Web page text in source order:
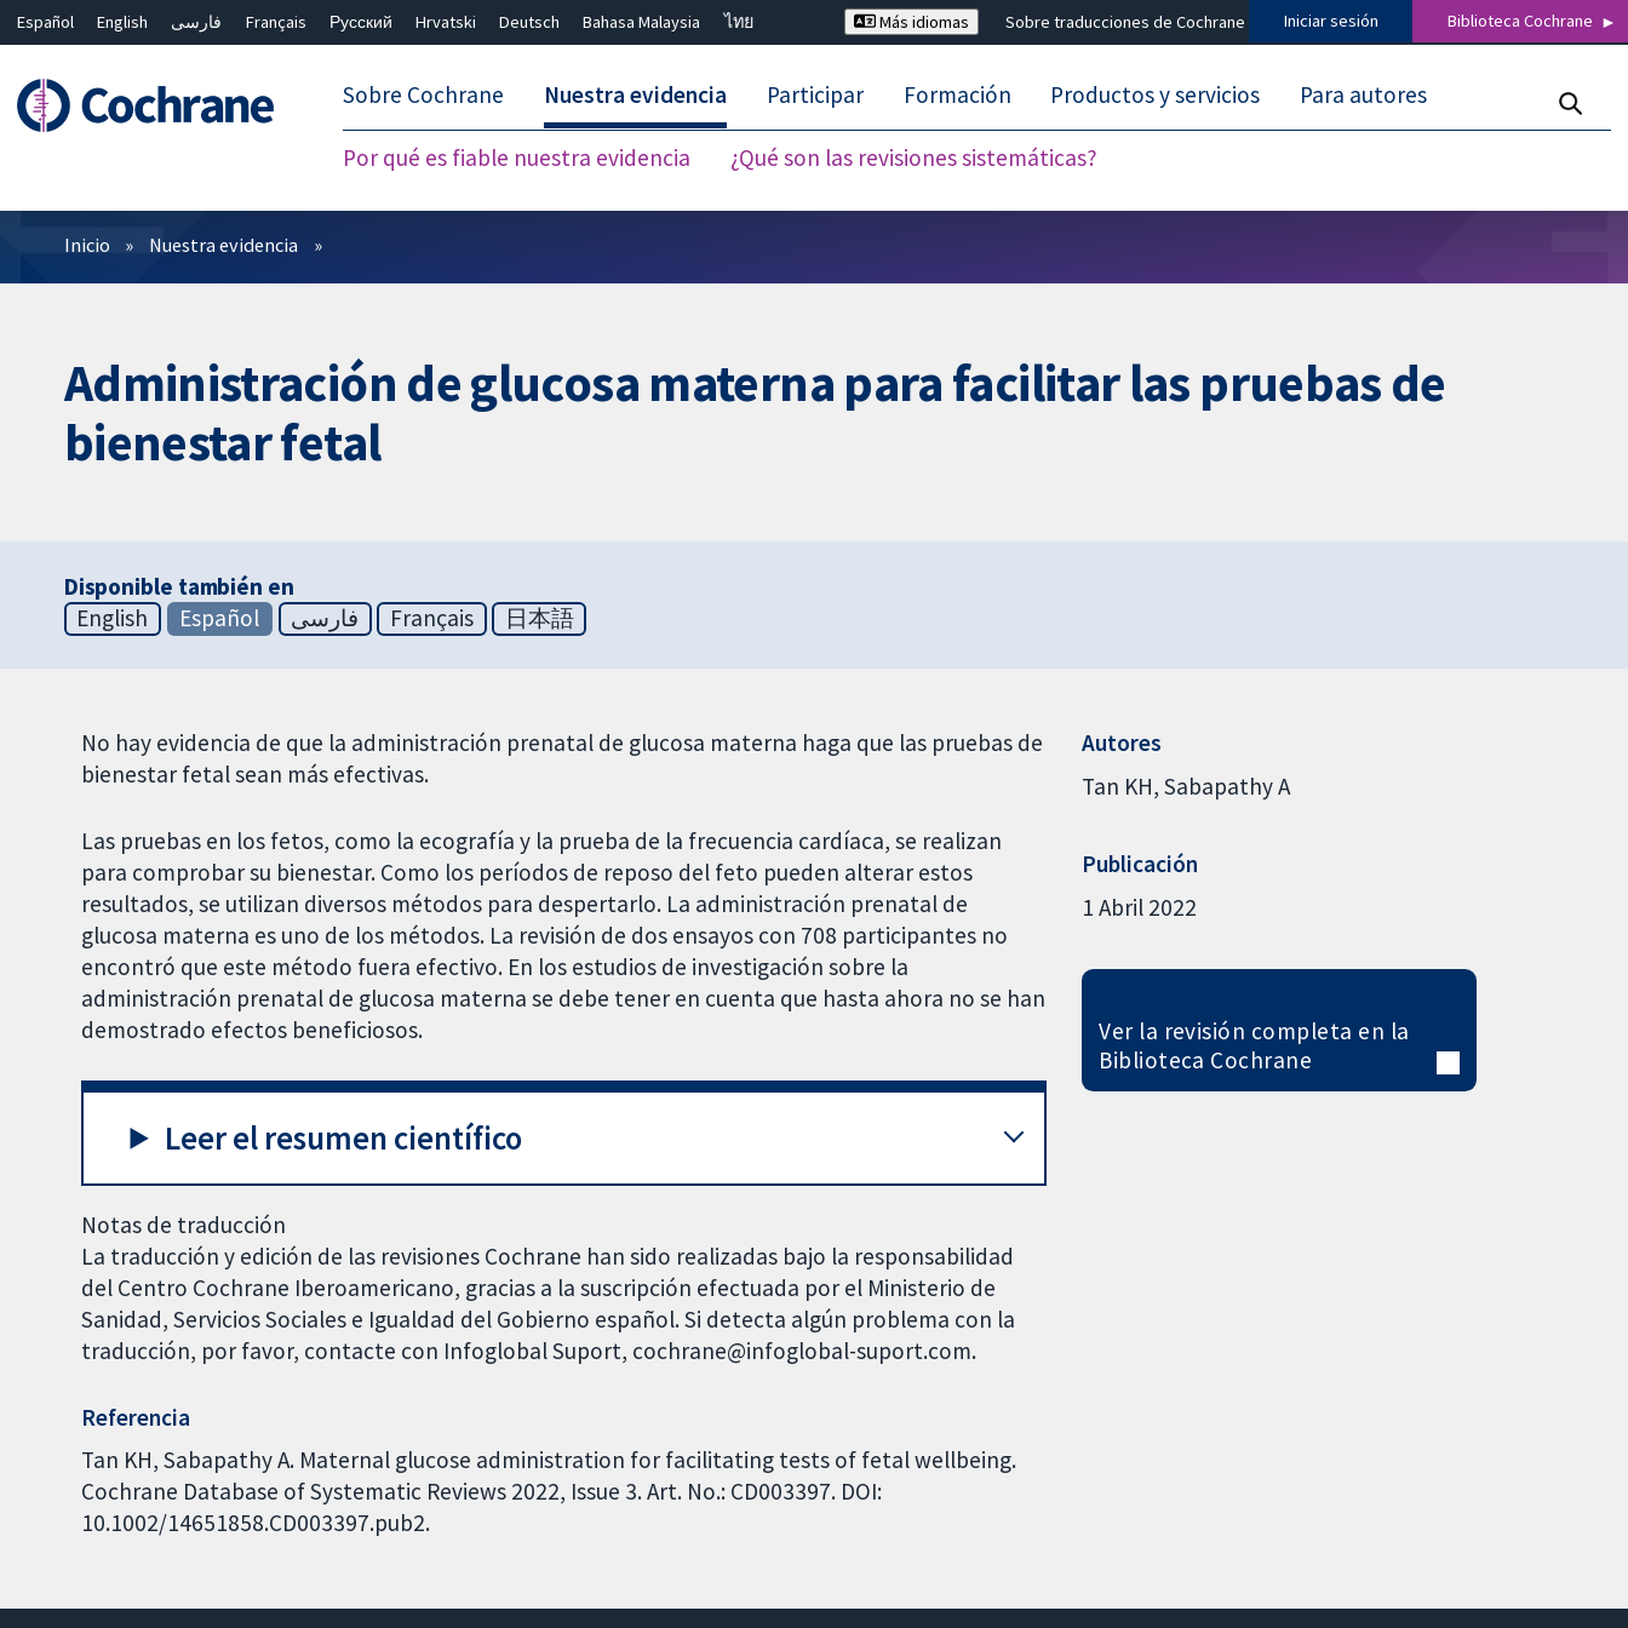
Español English فارسی Français Русский Hrvatski Deutsch Bahasa Malaysia
ไทย
Más idiomas Sobre traducciones de Cochrane Iniciar sesión Biblioteca Cochrane
Sobre Cochrane Nuestra evidencia
Por qué es fiable nuestra evidencia ¿Qué son las revisiones sistemáticas?
Participar Formación Productos y servicios Para autores
Filtros
Inicio Nuestra evidencia
Administración de glucosa materna para facilitar las pruebas de
bienestar fetal
Disponible también en
English
Español فارسی Français 日本語
No hay evidencia de que la administración prenatal de glucosa materna haga que las pruebas de
bienestar fetal sean más efectivas.
Las pruebas en los fetos, como la ecografía y la prueba de la frecuencia cardíaca, se realizan
para comprobar su bienestar. Como los períodos de reposo del feto pueden alterar estos
resultados, se utilizan diversos métodos para despertarlo. La administración prenatal de
glucosa materna es uno de los métodos. La revisión de dos ensayos con 708 participantes no
encontró que este método fuera efectivo. En los estudios de investigación sobre la
administración prenatal de glucosa materna se debe tener en cuenta que hasta ahora no se han
demostrado efectos beneficiosos.
Leer el resumen científico
Notas de traducción
La traducción y edición de las revisiones Cochrane han sido realizadas bajo la responsabilidad
del Centro Cochrane Iberoamericano, gracias a la suscripción efectuada por el Ministerio de
Sanidad, Servicios Sociales e Igualdad del Gobierno español. Si detecta algún problema con la
traducción, por favor, contacte con Infoglobal Suport, cochrane@infoglobal-suport.com.
Referencia
Tan KH, Sabapathy A. Maternal glucose administration for facilitating tests of fetal wellbeing.
Cochrane Database of Systematic Reviews 2022, Issue 3. Art. No.: CD003397. DOI:
10.1002/14651858.CD003397.pub2.
Autores
Tan KH Sabapathy A
Publicación
1 Abril 2022
Ver la revisión completa en la
Biblioteca Cochrane